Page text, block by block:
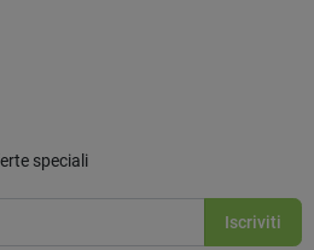
speciali